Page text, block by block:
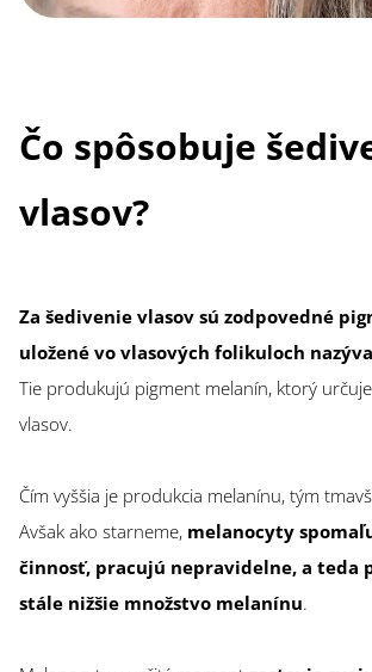
Čo spôsobuje
vlasov?
Za šedivenie vlasov sú zodpovedné
uložené vo vlasových folikuloch
Tie produkujú pigment melanín, ktorý
vlasov.
Čím vyššia je produkcia melanínu, tým
Avšak ako starneme, melanocyty
činnosť, pracujú nepravidelne, a teda
stále nižšie množstvo melanínu.